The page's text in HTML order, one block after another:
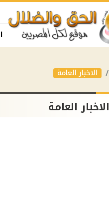
الاخبار العامة
الاخبار العامة